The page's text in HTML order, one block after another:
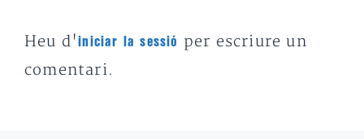
Heu d'iniciar la sessió
per escriure un
comentari.